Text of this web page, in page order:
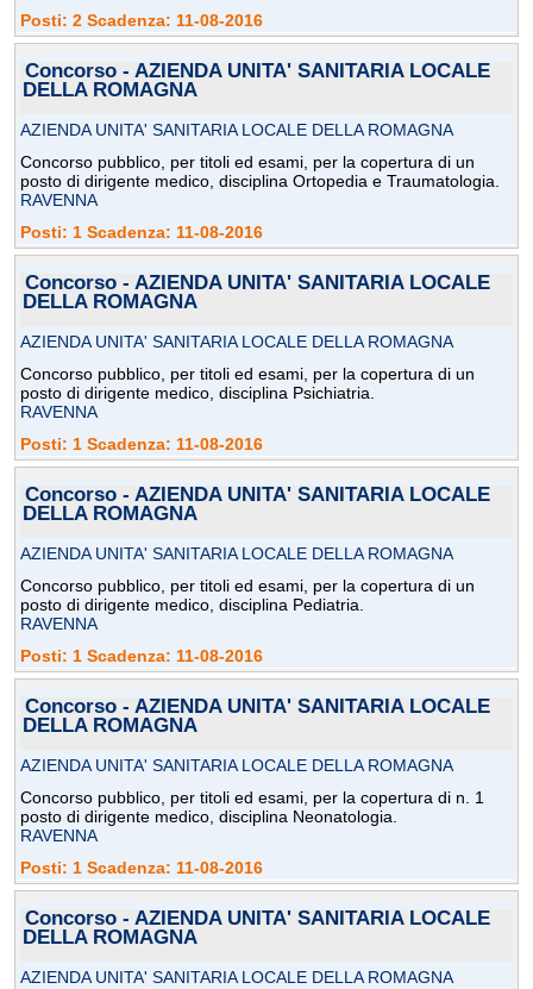
Posti: 2 Scadenza: 11-08-2016
Concorso - AZIENDA UNITA' SANITARIA LOCALE
DELLA ROMAGNA
AZIENDA UNITA' SANITARIA LOCALE DELLA ROMAGNA
Concorso pubblico, per titoli ed esami, per la copertura di un
posto di dirigente medico, disciplina Ortopedia e Traumatologia.
RAVENNA
Posti: 1 Scadenza: 11-08-2016
Concorso - AZIENDA UNITA' SANITARIA LOCALE
DELLA ROMAGNA
AZIENDA UNITA' SANITARIA LOCALE DELLA ROMAGNA
Concorso pubblico, per titoli ed esami, per la copertura di un
posto di dirigente medico, disciplina Psichiatria.
RAVENNA
Posti: 1 Scadenza: 11-08-2016
Concorso - AZIENDA UNITA' SANITARIA LOCALE
DELLA ROMAGNA
AZIENDA UNITA' SANITARIA LOCALE DELLA ROMAGNA
Concorso pubblico, per titoli ed esami, per la copertura di un
posto di dirigente medico, disciplina Pediatria.
RAVENNA
Posti: 1 Scadenza: 11-08-2016
Concorso - AZIENDA UNITA' SANITARIA LOCALE
DELLA ROMAGNA
AZIENDA UNITA' SANITARIA LOCALE DELLA ROMAGNA
Concorso pubblico, per titoli ed esami, per la copertura di n. 1
posto di dirigente medico, disciplina Neonatologia.
RAVENNA
Posti: 1 Scadenza: 11-08-2016
Concorso - AZIENDA UNITA' SANITARIA LOCALE
DELLA ROMAGNA
AZIENDA UNITA' SANITARIA LOCALE DELLA ROMAGNA